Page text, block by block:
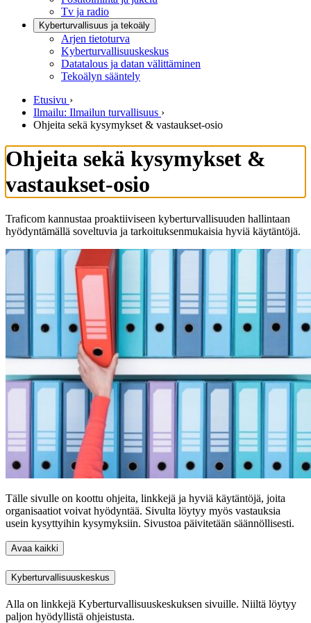
Tv ja radio
Kyberturvallisuus ja tekoäly
Arjen tietoturva
Kyberturvallisuuskeskus
Datatalous ja datan välittäminen
Tekoälyn sääntely
Etusivu ›
Ilmailu: Ilmailun turvallisuus ›
Ohjeita sekä kysymykset & vastaukset-osio
Ohjeita sekä kysymykset &
vastaukset-osio
Traficom kannustaa proaktiiviseen kyberturvallisuuden hallintaan
hyödyntämällä soveltuvia ja tarkoituksenmukaisia hyviä käytäntöjä.
Tälle sivulle on koottu ohjeita, linkkejä ja hyviä käytäntöjä, joita
organisaatiot voivat hyödyntää. Sivulta löytyy myös vastauksia
usein kysyttyihin kysymyksiin. Sivustoa päivitetään säännöllisesti.
Avaa kaikki
Kyberturvallisuuskeskus
Alla on linkkejä Kyberturvallisuuskeskuksen sivuille. Niiltä löytyy
paljon hyödyllistä ohjeistusta.